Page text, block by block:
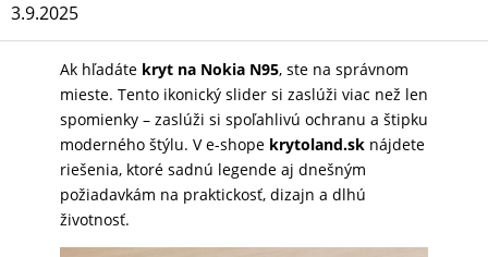
NA
MOBIL
TVRDENÉ
3.9.2025
Ak hľadáte kryt na Nokia N95, ste na správnom
mieste. Tento ikonický slider si zaslúži viac než len
spomienky – zaslúži si spoľahlivú ochranu a štipku
moderného štýlu. V e-shope krytoland.sknájdete
riešenia, ktoré sadnú legende aj dnešným
požiadavkám na praktickosť, dizajn a dlhú
životnosť.